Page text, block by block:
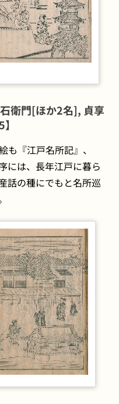
も『江戸名所記』、
には、長年江戸に暮ら
話の種にでもと名所巡